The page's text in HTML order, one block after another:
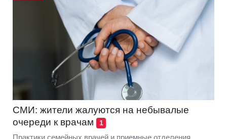
СМИ: жители жалуются на небывалые
очереди к врачам
1